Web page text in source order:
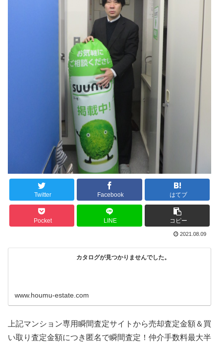
Twitter Facebook はてブ
Pocket LINE コピー
2021.08.09
カタログが見つかりませんでした。
www.houmu-estate.com
上記マンション専用瞬間査定サイトから売却査定金額＆買
い取り査定金額につき匿名で瞬間査定！仲介手数料最大半